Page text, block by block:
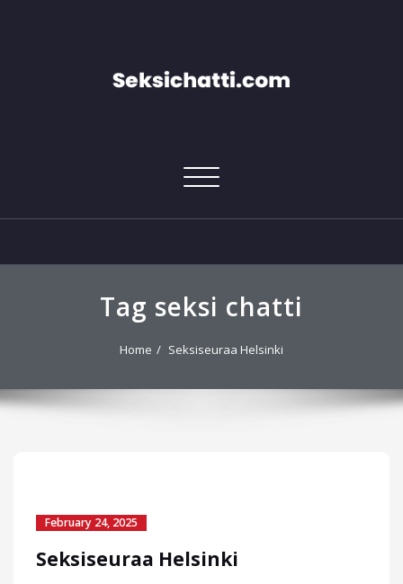
Toggle
Tag seksi chatti
Home Seksiseuraa Helsinki
February 24, 2025
Seksiseuraa Helsinki